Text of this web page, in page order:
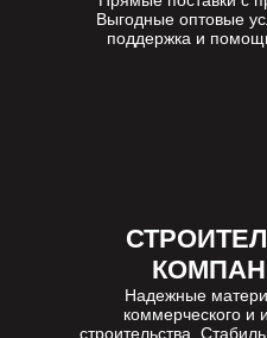
Выгодные оптовые
поддержка и
Надежные
коммерческого и
строительства.